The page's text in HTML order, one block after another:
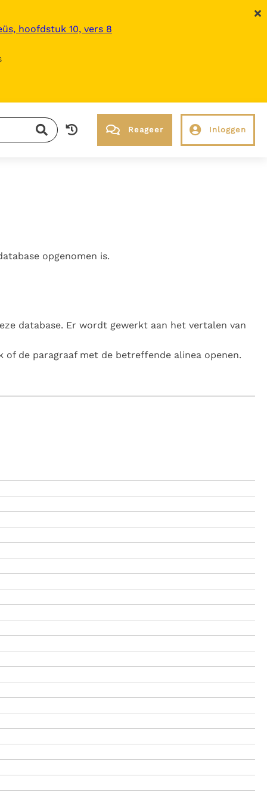
hoofdstuk 10, vers 8
Ik help mee!
Reageer Inloggen
opgenomen is.
database. Er wordt gewerkt aan het vertalen van
de paragraaf met de betreffende alinea openen.